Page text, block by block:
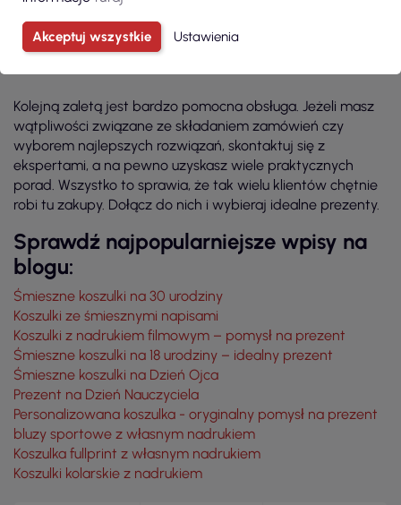
jak wiele koszulek zamawiasz, możesz liczyć, że paczka
szybko dotrze pod Twoje drzwi.
Kolejną zaletą jest bardzo pomocna obsługa. Jeżeli masz
wątpliwości związane ze składaniem zamówień czy
wyborem najlepszych rozwiązań, skontaktuj się z
ekspertami, a na pewno uzyskasz wiele praktycznych
porad. Wszystko to sprawia, że tak wielu klientów chętnie
robi tu zakupy. Dołącz do nich i wybieraj idealne prezenty.
Sprawdź najpopularniejsze wpisy na
blogu:
Śmieszne koszulki na 30 urodziny
Koszulki ze śmiesznymi napisami
Koszulki z nadrukiem filmowym – pomysł na prezent
Śmieszne koszulki na 18 urodziny – idealny prezent
Śmieszne koszulki na Dzień Ojca
Prezent na Dzień Nauczyciela
Personalizowana koszulka - oryginalny pomysł na prezent
bluzy sportowe z własnym nadrukiem
Koszulka fullprint z własnym nadrukiem
Koszulki kolarskie z nadrukiem
Akceptuj wszystkie Ustawienia